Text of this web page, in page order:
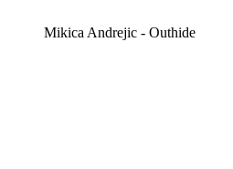
Mikica Andrejic - Outhide